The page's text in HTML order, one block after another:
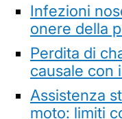
Infezioni
onere della
Perdita di
causale con
Assistenza
moto: limiti